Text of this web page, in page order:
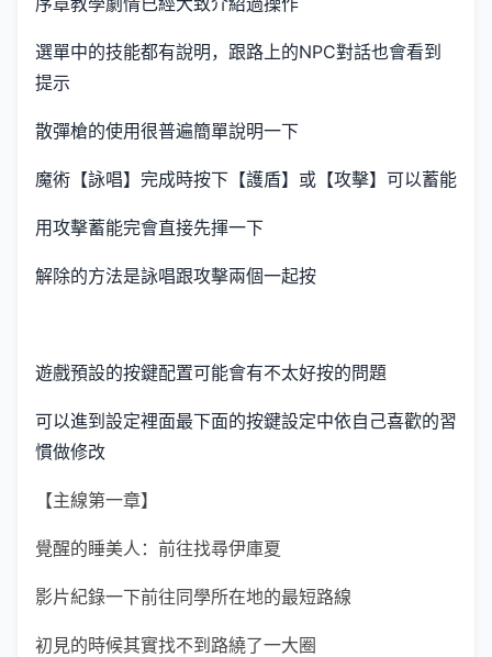
選單中的技能都有說明，跟路上的NPC對話也會看到
提示
散彈槍的使用很普遍簡單說明一下
魔術【詠唱】完成時按下【護盾】或【攻擊】可以蓄能
用攻擊蓄能完會直接先揮一下
解除的方法是詠唱跟攻擊兩個一起按
遊戲預設的按鍵配置可能會有不太好按的問題
可以進到設定裡面最下面的按鍵設定中依自己喜歡的習
慣做修改
【主線第一章】
覺醒的睡美人：前往找尋伊庫夏
影片紀錄一下前往同學所在地的最短路線
初見的時候其實找不到路繞了一大圈